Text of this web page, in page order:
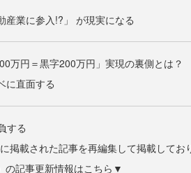
産業に参入!?」 が現実になる
万円＝黒字200万円」実現の裏側とは？
に直面する
する
掲載された記事を再編集して掲載してお
の記事更新情報はこちら▼